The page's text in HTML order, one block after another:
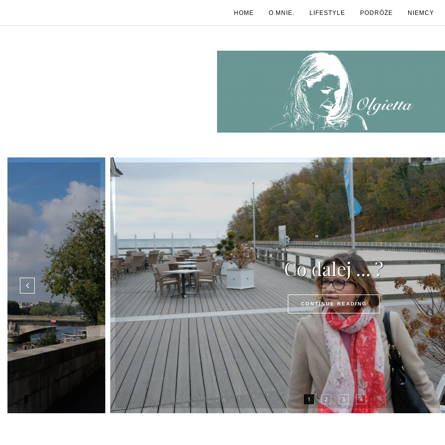
HOME O MNIE. LIFESTYLE PODRÓŻE NIEMCY
Co dalej … ?
CONTINUE READING
1 2 3 4